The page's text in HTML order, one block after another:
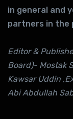
in general and
partners in the
Editor &
Board)- Mostak
Kawsar Uddin
Abi Abdullah